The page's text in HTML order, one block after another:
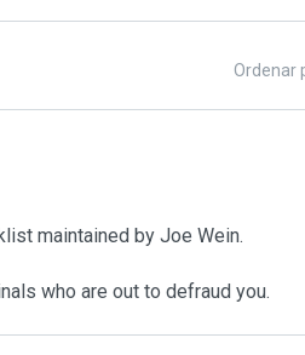
Ordenar
maintained by Joe Wein.
who are out to defraud you.